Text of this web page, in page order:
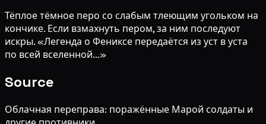
Тёплое тёмное перо со слабым тлеющим угольком на
кончике. Если взмахнуть пером, за ним последуют
искры. «Легенда о Фениксе передаётся из уст в уста
по всей вселенной...»
Source
Облачная переправа: поражённые Марой солдаты и